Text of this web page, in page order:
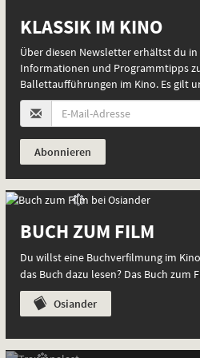
KLASSIK IM KINO
Über diesen Newsletter erhältst du
Informationen und Programmtipps
Ballettaufführungen im Kino. Es gilt
Mail-
Adresse
(Pflichtfeld):
BUCH ZUM FILM
Du willst eine Buchverfilmung im
das Buch dazu lesen? Das Buch zum
Osiander
ENDLICH
Immer montags gibt’s ein